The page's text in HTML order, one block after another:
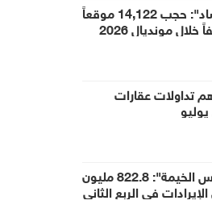
"وزارة الاقتصاد": حجب 14,122 موقعاً
مونديال 2026
تداولات عقارات
"سيراميك رأس الخيمة": 822.8 مليون
في الربع الثاني